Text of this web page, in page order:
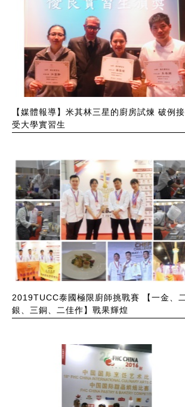
【媒體報導】米其林三星的廚房試煉 破例接
受大學實習生
2019TUCC泰國極限廚師挑戰賽 【一金、二
銀、三銅、二佳作】戰果輝煌